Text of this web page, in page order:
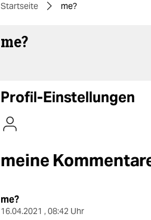
themen
politik
gesellschaft
kultur
nord
Startseite me?
me?
Profil-Einstellungen
meine
me?
16.04.2021 , 08:42 Uhr